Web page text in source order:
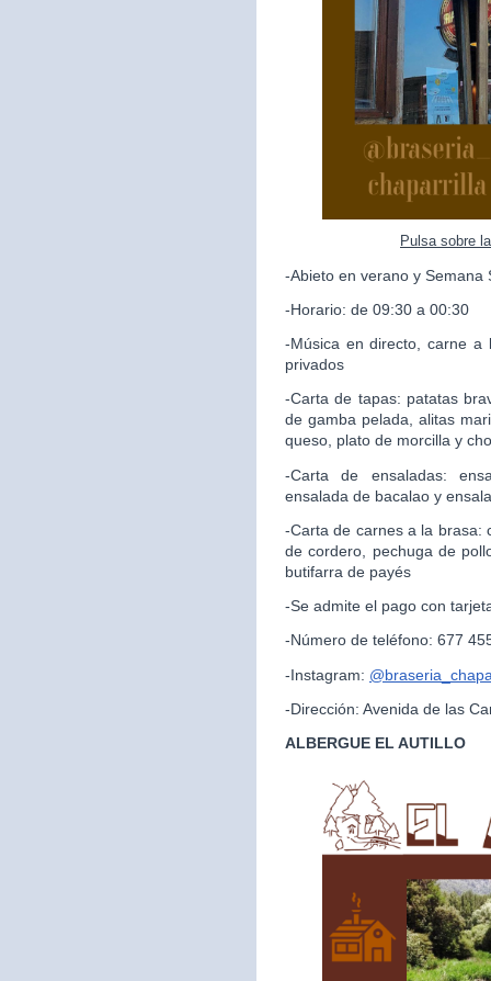
Pulsa sobre
-Abieto en verano y Semana
-Horario: de 09:30 a 00:30
-Música en directo, carne a
privados
-Carta de tapas: patatas
de gamba pelada, alitas
queso, plato de morcilla y
-Carta de ensaladas:
ensalada de bacalao y
-Carta de carnes a la brasa:
de cordero, pechuga de
butifarra de payés
-Se admite el pago con
-Número de teléfono: 677
-Instagram:
-Dirección: Avenida de las
ALBERGUE EL AUTILLO